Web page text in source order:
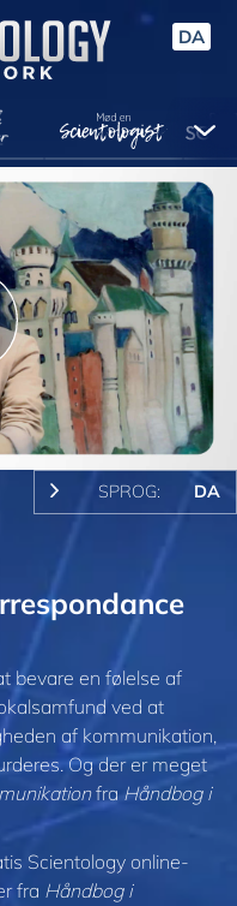
DA
SPROG: DA
bevare en følelse af
ved at
af kommunikation,
Og der er meget
fra Håndbog i
Scientology online-
fra Håndbog i